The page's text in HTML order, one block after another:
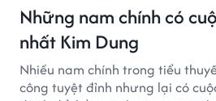
Những nam chính có
nhất Kim Dung
Nhiều nam chính trong tiểu
công tuyệt đỉnh nhưng lại có